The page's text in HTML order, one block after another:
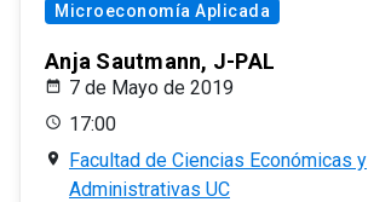
Microeconomía Aplicada
Anja Sautmann, J-PAL
7 de Mayo de 2019
17:00
Facultad de Ciencias Económicas y
Administrativas UC